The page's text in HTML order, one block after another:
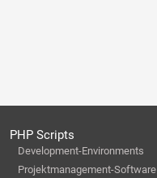
PHP Scripts
Development-Environments
Projektmanagement-Software